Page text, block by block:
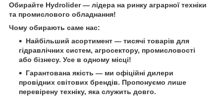
Обирайте Hydrolider— лідера на ринку аграрної техніки
та промислового обладнання!
Чому обирають саме нас:
Найбільший асортимент — тисячі товарів для
гідравлічних систем, агросектору, промисловості
або бізнесу. Усе в одному місці!
Гарантована якість — ми офіційні дилери
провідних світових брендів. Пропонуємо лише
перевірену техніку, яка служить довго.